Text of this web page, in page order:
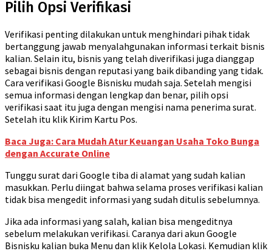
Pilih Opsi Verifikasi
Verifikasi penting dilakukan untuk menghindari pihak tidak
bertanggung jawab menyalahgunakan informasi terkait bisnis
kalian. Selain itu, bisnis yang telah diverifikasi juga dianggap
sebagai bisnis dengan reputasi yang baik dibanding yang tidak.
Cara verifikasi Google Bisnisku mudah saja. Setelah mengisi
semua informasi dengan lengkap dan benar, pilih opsi
verifikasi saat itu juga dengan mengisi nama penerima surat.
Setelah itu klik Kirim Kartu Pos.
Baca Juga: Cara Mudah Atur Keuangan Usaha Toko Bunga
dengan Accurate Online
Tunggu surat dari Google tiba di alamat yang sudah kalian
masukkan. Perlu diingat bahwa selama proses verifikasi kalian
tidak bisa mengedit informasi yang sudah ditulis sebelumnya.
Jika ada informasi yang salah, kalian bisa mengeditnya
sebelum melakukan verifikasi. Caranya dari akun Google
Bisnisku kalian buka Menu dan klik Kelola Lokasi. Kemudian klik